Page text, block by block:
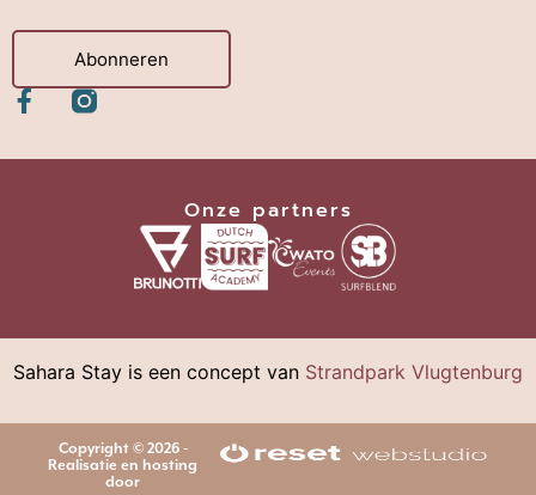
Abonneren
Onze partners
Sahara Stay is een concept van Strandpark Vlugtenburg
Copyright © 2026 -
Realisatie en hosting
door